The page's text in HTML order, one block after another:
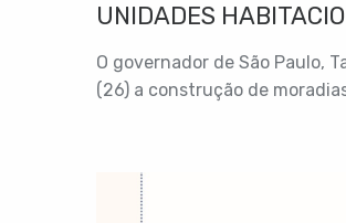
UNIDADES
LONGA”
O governador de São Paulo,
(26) a construção de